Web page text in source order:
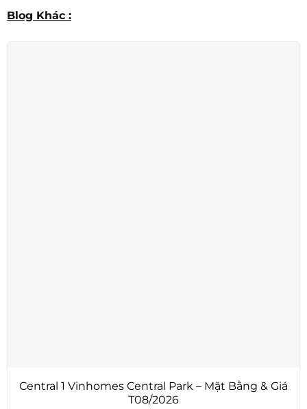
Blog Khác :
Central 1 Vinhomes Central Park – Mặt Bằng & Giá
T08/2026